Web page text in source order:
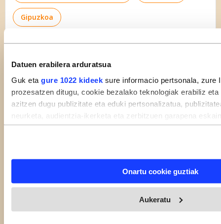
Datuen erabilera arduratsua
Guk eta gure 1022 kideek sure informacio pertsonala, zure
prozesatzen ditugu, cookie bezalako teknologiak erabiliz
azitzen dugu publizitate eta eduki pertsonalizatua,
neurketa, audientzia-ikerketa eta zerbitzuen garapena
eta zertarako erabiltzen dituen hautatzeko aukera duzu.
If you allow, we would also like to:
Collect information about your geographical location
Identify your device by actively scanning it for
Onartu cookie guztiak
Aukeratu
Gipuzkoa